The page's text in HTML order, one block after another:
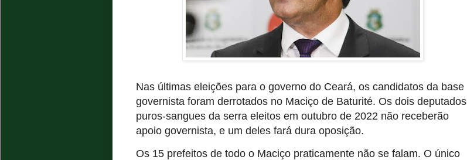
Nas últimas eleições para o governo do Ceará, os candidatos da base
governista foram derrotados no Maciço de Baturité. Os dois deputados
puros-sangues da serra eleitos em outubro de 2022 não receberão
apoio governista, e um deles fará dura oposição.
Os 15 prefeitos de todo o Maciço praticamente não se falam. O único